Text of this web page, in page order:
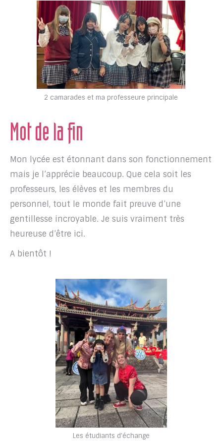
2 camarades et ma professeure principale
Mot de la fin
Mon lycée est étonnant dans son fonctionnement
mais je l’apprécie beaucoup. Que cela soit les
professeurs, les élèves et les membres du
personnel, tout le monde fait preuve d’une
gentillesse incroyable. Je suis vraiment très
heureuse d’être ici.
A bientôt !
Les étudiants d'échange